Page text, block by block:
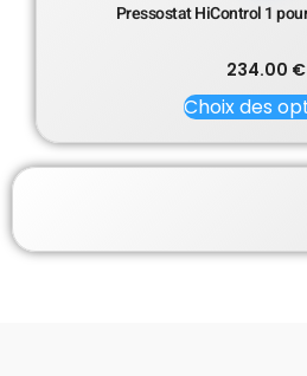
Pressostat HiControl 1
234.00 €
Choix des